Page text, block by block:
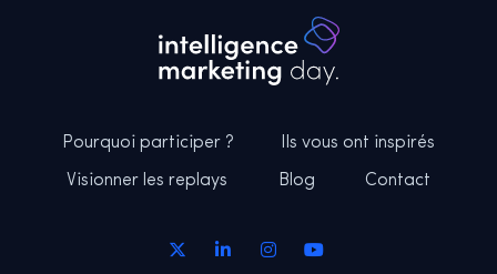
Pourquoi participer ? Ils vous ont inspirés
Visionner les replays Blog Contact